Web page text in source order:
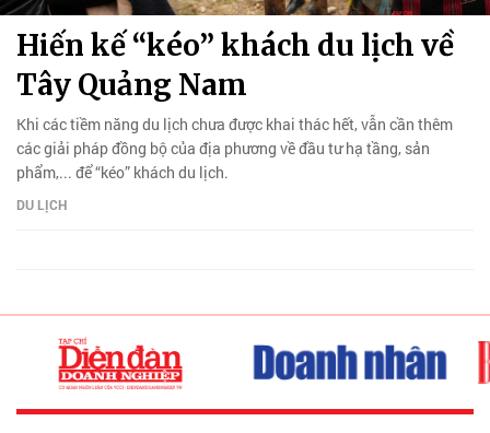
Hiến kế “kéo” khách du lịch về
Tây Quảng Nam
Khi các tiềm năng du lịch chưa được khai thác hết, vẫn cần thêm
các giải pháp đồng bộ của địa phương về đầu tư hạ tầng, sản
phẩm,... để “kéo” khách du lịch.
DU LỊCH